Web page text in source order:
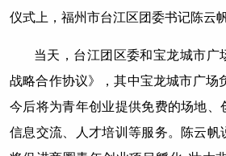
仪式上，福州市台江区团委书记陈云
当天，台江团区委和宝龙城市广
战略合作协议》，其中宝龙城市广场
今后将为青年创业提供免费的场地、
信息交流、人才培训等服务。陈云帆